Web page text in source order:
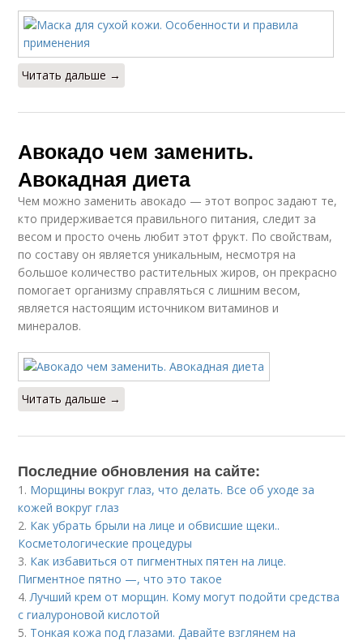
Читать дальше →
Авокадо чем заменить.
Авокадная диета
Чем можно заменить авокадо — этот вопрос задают те,
кто придерживается правильного питания, следит за
весом и просто очень любит этот фрукт. По свойствам,
по составу он является уникальным, несмотря на
большое количество растительных жиров, он прекрасно
помогает организму справляться с лишним весом,
является настоящим источником витаминов и
минералов.
Читать дальше →
Последние обновления на сайте:
1. Морщины вокруг глаз, что делать. Все об уходе за
кожей вокруг глаз
2. Как убрать брыли на лице и обвисшие щеки..
Косметологические процедуры
3. Как избавиться от пигментных пятен на лице.
Пигментное пятно —, что это такое
4. Лучший крем от морщин. Кому могут подойти средства
с гиалуроновой кислотой
5. Тонкая кожа под глазами. Давайте взглянем на